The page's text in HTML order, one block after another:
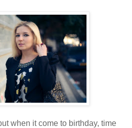
when it come to birthday, time